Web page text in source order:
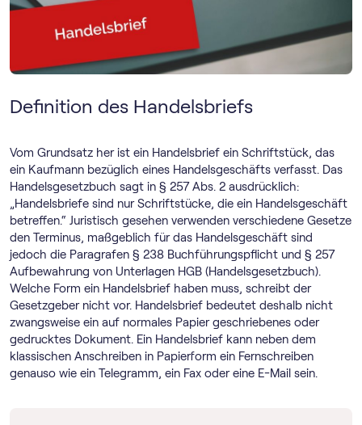
Definition des Handelsbriefs
Vom Grundsatz her ist ein Handelsbrief ein Schriftstück, das
ein Kaufmann bezüglich eines Handelsgeschäfts verfasst. Das
Handelsgesetzbuch sagt in § 257 Abs. 2 ausdrücklich:
„Handelsbriefe sind nur Schriftstücke, die ein Handelsgeschäft
betreffen.“ Juristisch gesehen verwenden verschiedene Gesetze
den Terminus, maßgeblich für das Handelsgeschäft sind
jedoch die Paragrafen § 238 Buchführungspflicht und § 257
Aufbewahrung von Unterlagen HGB (Handelsgesetzbuch).
Welche Form ein Handelsbrief haben muss, schreibt der
Gesetzgeber nicht vor. Handelsbrief bedeutet deshalb nicht
zwangsweise ein auf normales Papier geschriebenes oder
gedrucktes Dokument. Ein Handelsbrief kann neben dem
klassischen Anschreiben in Papierform ein Fernschreiben
genauso wie ein Telegramm, ein Fax oder eine E-Mail sein.